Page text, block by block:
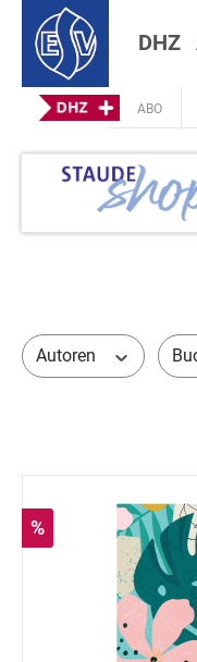
DHZ
ABO
Autoren
%